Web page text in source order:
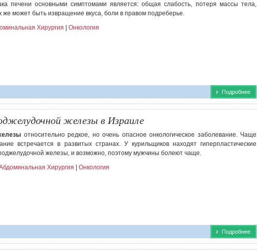
печени основными симптомами является: общая слабость, потеря массы тела,
же может быть извращение вкуса, боли в правом подреберье.
Хирургия
Онкология
Подробнее
железы в Израиле
относительно редкое, но очень опасное онкологическое заболевание. Чаще
встречается в развитых странах. У курильщиков находят гиперпластические
железы, и возможно, поэтому мужчины болеют чаще.
Хирургия
Онкология
Подробнее